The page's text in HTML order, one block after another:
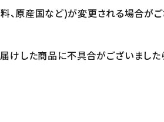
、原産国など)が変更される場合がご
けした商品に不具合がございました